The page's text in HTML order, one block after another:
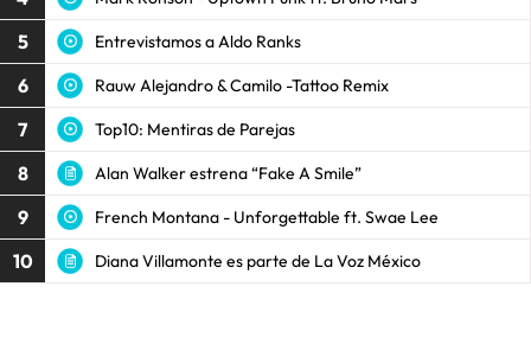
5 Entrevistamos a Aldo Ranks
6 Rauw Alejandro & Camilo -Tattoo Remix
7 Top10: Mentiras de Parejas
8 Alan Walker estrena “Fake A Smile”
9 French Montana - Unforgettable ft. Swae Lee
10 Diana Villamonte es parte de La Voz México